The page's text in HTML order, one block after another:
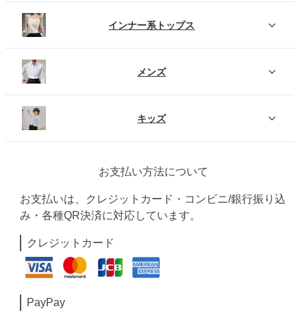
インナー系トップス
メンズ
キッズ
お支払い方法について
お支払いは、クレジットカード・コンビニ/銀行振り込
み・各種QR決済に対応しています。
クレジットカード
PayPay